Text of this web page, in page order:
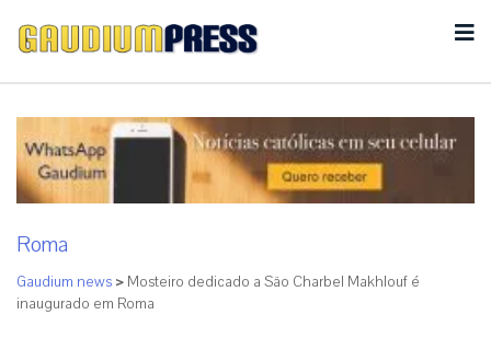
Roma
Gaudium news > Mosteiro dedicado a São Charbel Makhlouf é
inaugurado em Roma